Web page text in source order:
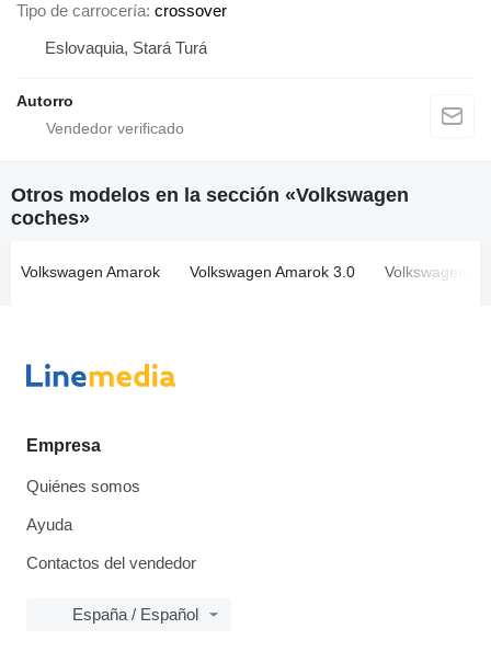
Tipo de carrocería crossover
Eslovaquia, Stará Turá
Autorro
Otros modelos en la sección «Volkswagen
coches»
Volkswagen Amarok Volkswagen Amarok 3.0 Volkswagen
Empresa
Quiénes somos
Ayuda
Contactos del vendedor
España / Español